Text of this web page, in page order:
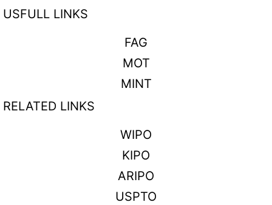
USFULL LINKS
FAG
MOT
MINT
RELATED LINKS
WIPO
KIPO
ARIPO
USPTO